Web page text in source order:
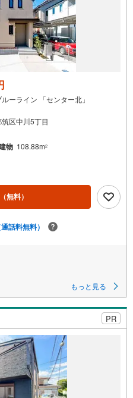
ーライン 「センター北」
区中川5丁目
物 108.88m2
（無料）
通話料無料）
もっと見る
PR